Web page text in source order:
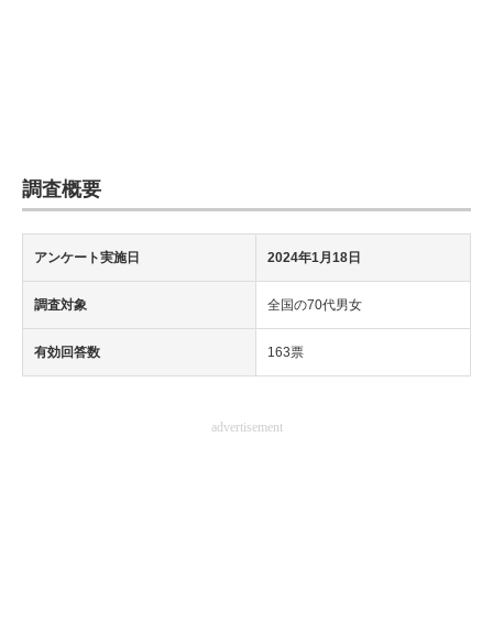
調査概要
アンケート実施日 2024年1月18日
調査対象 全国の70代男女
有効回答数 163票
advertisement